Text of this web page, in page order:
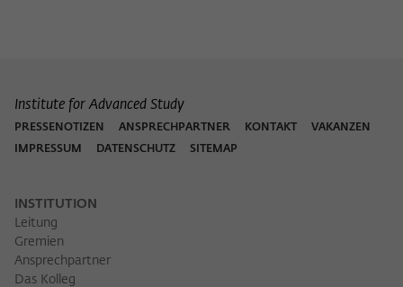
Institute for Advanced Study
PRESSENOTIZEN ANSPRECHPARTNER KONTAKT
VAKANZEN
IMPRESSUM
DATENSCHUTZ SITEMAP
INSTITUTION
Leitung
Gremien
Ansprechpartner
Das Kolleg